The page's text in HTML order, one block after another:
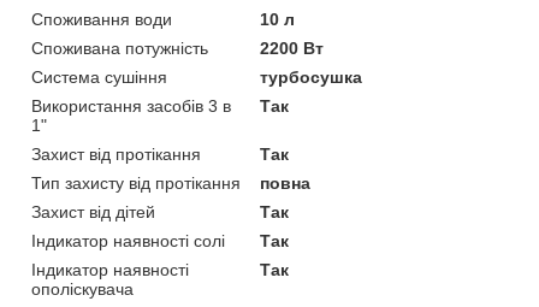
Споживання води
10 л
Споживана потужність
2200 Вт
Система сушіння
турбосушка
Використання засобів 3 в
1"
Так
Захист від протікання
Так
Тип захисту від протікання
повна
Захист від дітей
Так
Індикатор наявності солі
Так
Індикатор наявності
ополіскувача
Так